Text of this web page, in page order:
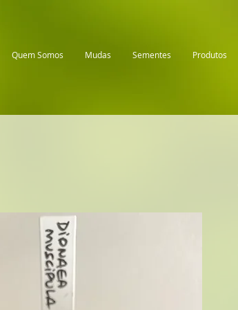
Quem Somos Mudas Sementes Produtos